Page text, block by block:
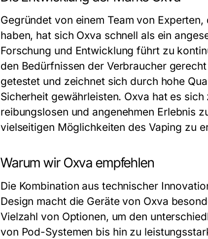
Gegründet von einem Team von
haben, hat sich Oxva schnell als ein
Forschung und Entwicklung führt zu
den Bedürfnissen der Verbraucher
getestet und zeichnet sich durch hohe
Sicherheit gewährleisten. Oxva hat es
reibungslosen und angenehmen Erlebnis
vielseitigen Möglichkeiten des Vaping zu
Warum wir Oxva empfehlen
Die Kombination aus technischer
Design macht die Geräte von Oxva
Vielzahl von Optionen, um den
von Pod-Systemen bis hin zu